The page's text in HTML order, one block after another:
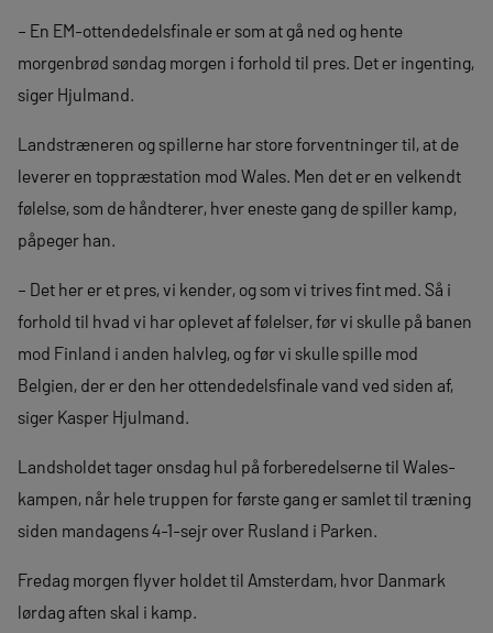
– En EM-ottendedelsfinale er som at gå ned og hente
morgenbrød søndag morgen i forhold til pres. Det er ingenting,
siger Hjulmand.
Landstræneren og spillerne har store forventninger til, at de
leverer en toppræstation mod Wales. Men det er en velkendt
følelse, som de håndterer, hver eneste gang de spiller kamp,
påpeger han.
– Det her er et pres, vi kender, og som vi trives fint med. Så i
forhold til hvad vi har oplevet af følelser, før vi skulle på banen
mod Finland i anden halvleg, og før vi skulle spille mod
Belgien, der er den her ottendedelsfinale vand ved siden af,
siger Kasper Hjulmand.
Landsholdet tager onsdag hul på forberedelserne til Wales-
kampen, når hele truppen for første gang er samlet til træning
siden mandagens 4-1-sejr over Rusland i Parken.
Fredag morgen flyver holdet til Amsterdam, hvor Danmark
lørdag aften skal i kamp.